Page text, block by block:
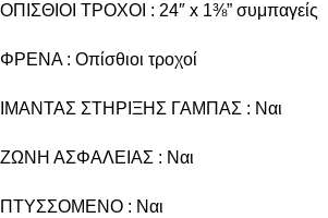
ΟΠΙΣΘΙΟΙ ΤΡΟΧΟΙ : 24″ x 1⅜” συμπαγείς
ΦΡΕΝΑ : Οπίσθιοι τροχοί
ΙΜΑΝΤΑΣ ΣΤΗΡΙΞΗΣ ΓΑΜΠΑΣ : Ναι
ΖΩΝΗ ΑΣΦΑΛΕΙΑΣ : Ναι
ΠΤΥΣΣΟΜΕΝΟ : Ναι